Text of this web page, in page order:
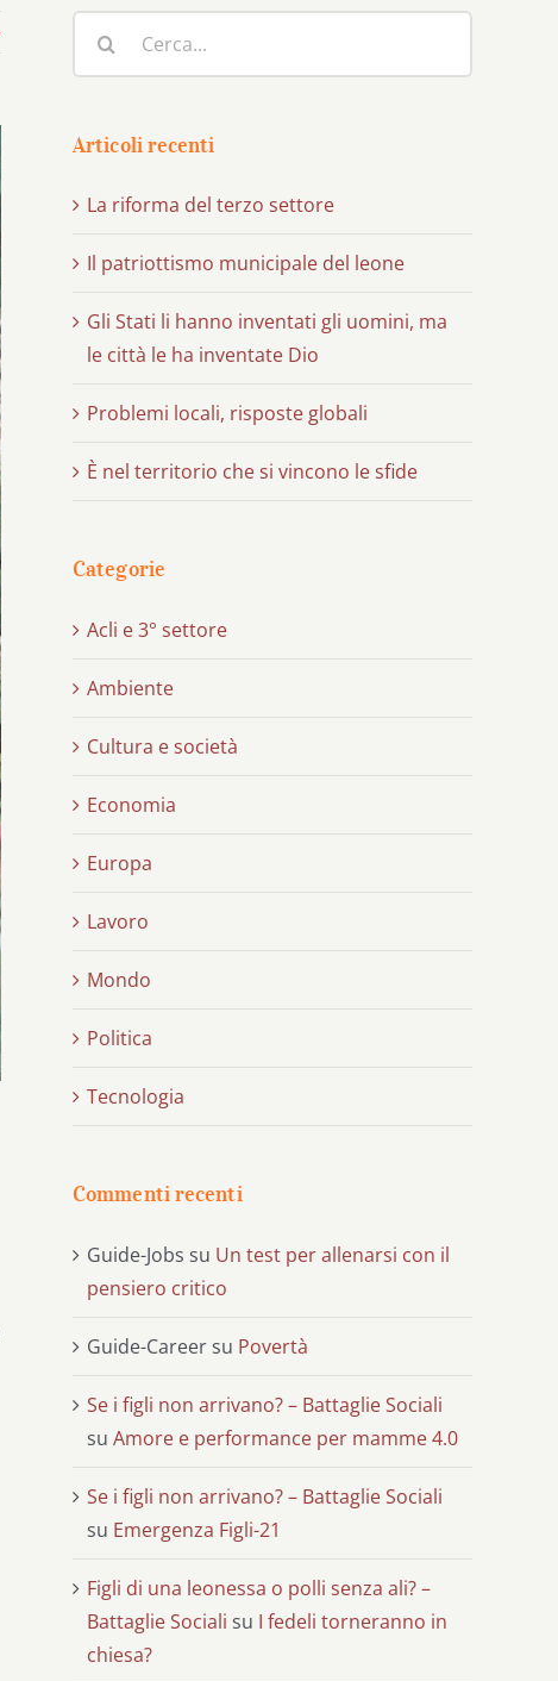
per:
Articoli recenti
La riforma del terzo settore
Il patriottismo municipale del leone
Gli Stati li hanno inventati gli uomini, ma
le città le ha inventate Dio
Problemi locali, risposte globali
È nel territorio che si vincono le sfide
Categorie
Acli e 3° settore
Ambiente
Cultura e società
Economia
Europa
Lavoro
Mondo
Politica
Tecnologia
Commenti recenti
Guide-Jobs su Un test per allenarsi con il
pensiero critico
Guide-Career su Povertà
Se i figli non arrivano? – Battaglie Sociali
su Amore e performance per mamme 4.0
Se i figli non arrivano? – Battaglie Sociali
su Emergenza Figli-21
Figli di una leonessa o polli senza ali? –
Battaglie Sociali su I fedeli torneranno in
chiesa?